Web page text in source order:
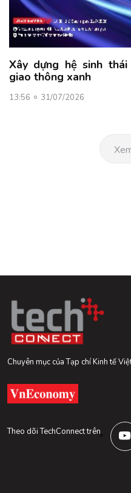
Xây dựng hệ sinh
giao thông xanh
13:56 31/07/2026
Chuyên mục của Tạp chí Kinh tế
Theo dõi TechConnect trên